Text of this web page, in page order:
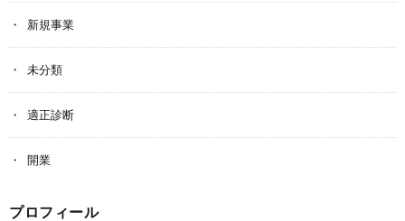
新規事業
未分類
適正診断
開業
プロフィール